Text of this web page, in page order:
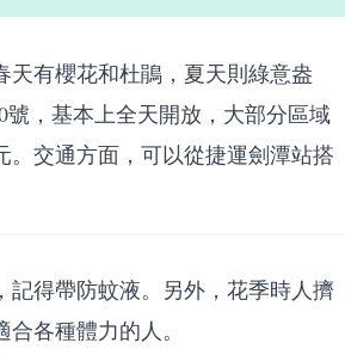
有櫻花和杜鵑，夏天則綠意盎
，基本上全天開放，大部分區域
交通方面，可以從捷運劍潭站搭
得帶防蚊液。另外，花季時人擠
各種體力的人。